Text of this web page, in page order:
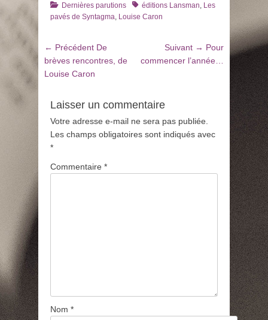
Catégories
Dernières parutions Tagséditions Lansman, Les
pavés de Syntagma, Louise Caron
Navigation
de
l’article
← Précédent Article
précédent
De
brèves rencontres, de
Louise Caron
Suivant → Article
suivant
Pour
commencer l’année…
Laisser un commentaire
Votre adresse e-mail ne sera pas publiée.
Les champs obligatoires sont indiqués avec
*
Commentaire *
Nom *